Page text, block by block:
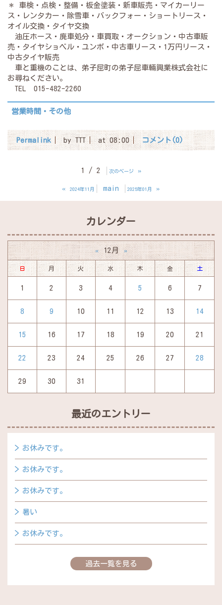
＊ 車検・点検・整備・板金塗装・新車販売・マイカーリー
ス・レンタカー・除雪車・バックフォー・ショートリース・
オイル交換・タイヤ交換
油圧ホース・廃車処分・車買取・オークション・中古車販
売・タイヤショベル・ユンボ・中古車リース・1万円リース・
中古タイヤ販売
車と重機のことは、弟子屈町の弟子屈車輛興業株式会社に
お尋ねください。
TEL 015-482-2260
営業時間・その他
Permalink by TTT at 08:00 コメント(0)
1 / 2 次のページ »
« 2024年11月 main 2025年01月 »
カレンダー
« 12月 »
日 月 火 水 木 金 土
1 2 3 4 5 6 7
8 9 10 11 12 13 14
15 16 17 18 19 20 21
22 23 24 25 26 27 28
29 30 31
最近のエントリー
お休みです。
お休みです。
お休みです。
暑い
お休みです。
過去一覧を見る